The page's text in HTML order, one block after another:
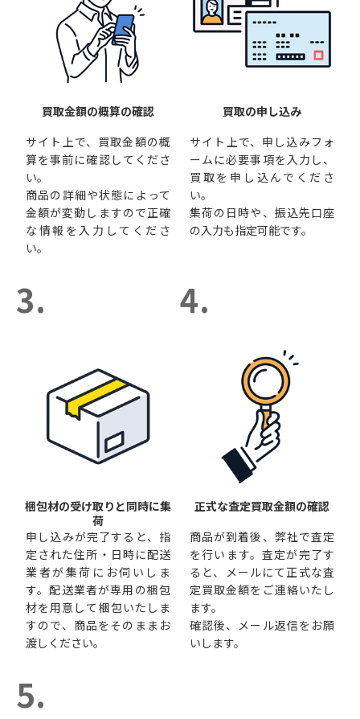
買取金額の概算の確認
サイト上で、買取金額の概
算を事前に確認してくださ
い。
商品の詳細や状態によって
金額が変動しますので正確
な情報を入力してくださ
い。
買取の申し込み
サイト上で、申し込みフォ
ームに必要事項を入力し、
買取を申し込んでくださ
い。
集荷の日時や、振込先口座
の入力も指定可能です。
3.
梱包材の受け取りと同時に集
荷
申し込みが完了すると、指
定された住所・日時に配送
業者が集荷にお伺いしま
す。配送業者が専用の梱包
材を用意して梱包いたしま
すので、商品をそのままお
渡しください。
4.
正式な査定買取金額の確認
商品が到着後、弊社で査定
を行います。査定が完了す
ると、メールにて正式な査
定買取金額をご連絡いたし
ます。
確認後、メール返信をお願
いします。
5.